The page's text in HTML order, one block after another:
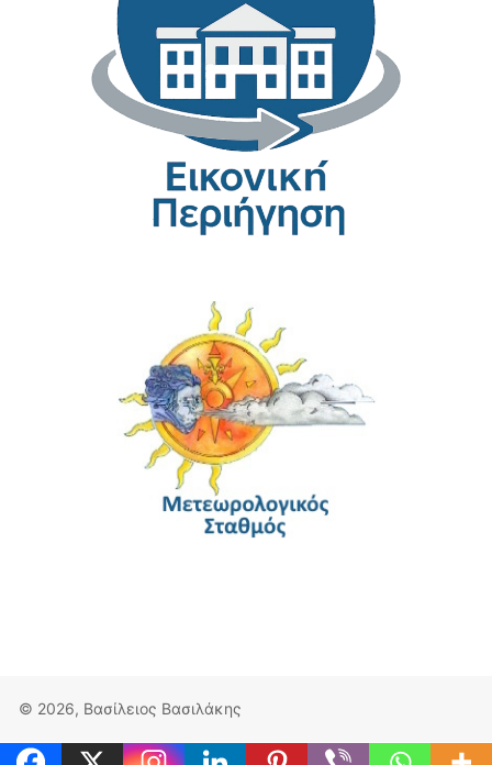
© 2026, Βασίλειος Βασιλάκης